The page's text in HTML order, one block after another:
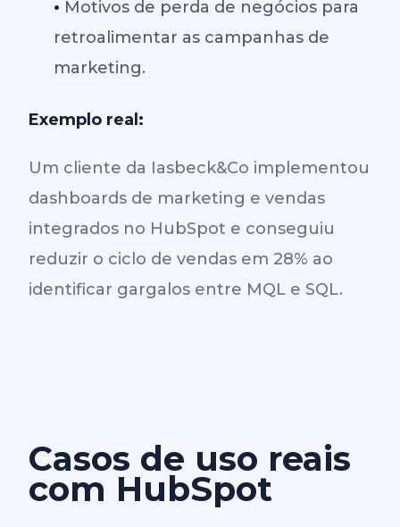
• Motivos de perda de negócios para
retroalimentar as campanhas de
marketing.
Exemplo real:
Um cliente da Iasbeck&Co implementou
dashboards de marketing e vendas
integrados no HubSpot e conseguiu
reduzir o ciclo de vendas em 28% ao
identificar gargalos entre MQL e SQL.
Casos de uso reais
com HubSpot